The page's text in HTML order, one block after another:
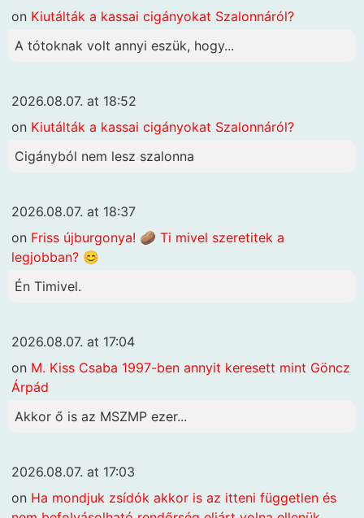
on Kiutálták a kassai cigányokat Szalonnáról?
A tótoknak volt annyi eszük, hogy...
2026.08.07. at 18:52
on Kiutálták a kassai cigányokat Szalonnáról?
Cigányból nem lesz szalonna
2026.08.07. at 18:37
on Friss újburgonya! 🥔 Ti mivel szeretitek a
legjobban? 😊
Én Timivel.
2026.08.07. at 17:04
on M. Kiss Csaba 1997-ben annyit keresett mint Göncz
Árpád
Akkor ő is az MSZMP ezer...
2026.08.07. at 17:03
on Ha mondjuk zsídók akkor is az itteni független és